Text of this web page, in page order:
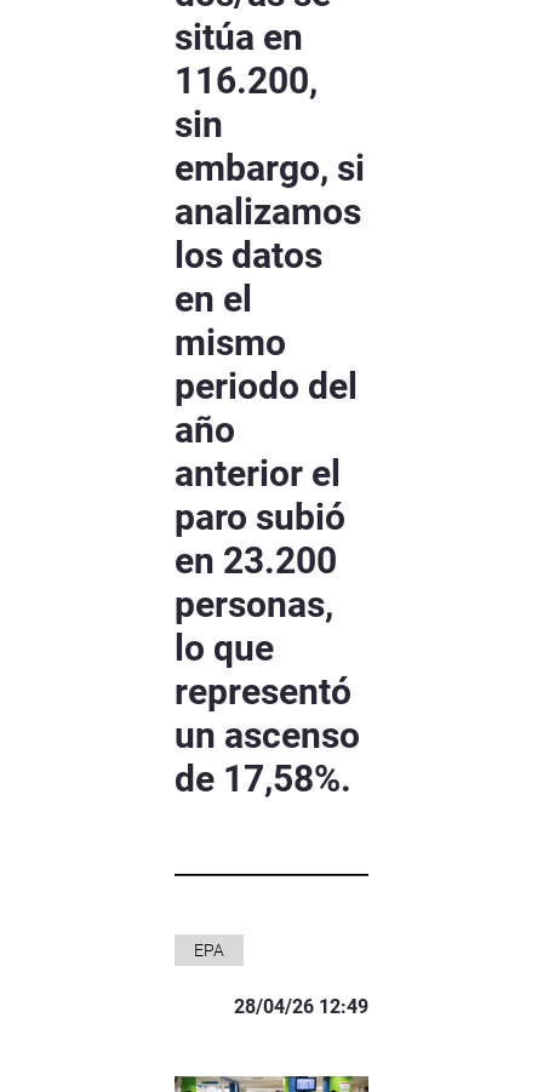
sitúa en
116.200,
sin
embargo, si
analizamos
los datos
en el
mismo
periodo del
año
anterior el
paro subió
en 23.200
personas,
lo que
representó
un ascenso
de 17,58%.
EPA
28/04/26 12:49